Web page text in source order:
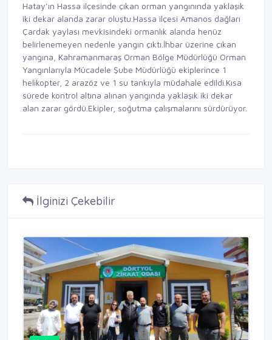
Hatay’ın Hassa ilçesinde çıkan orman yangınında yaklaşık
iki dekar alanda zarar oluştu.Hassa ilçesi Amanos dağları
Çardak yaylası mevkisindeki ormanlık alanda henüz
belirlenemeyen nedenle yangın çıktı.İhbar üzerine çıkan
yangına, Kahramanmaraş Orman Bölge Müdürlüğü Orman
Yangınlarıyla Mücadele Şube Müdürlüğü ekiplerince 1
helikopter, 2 arazöz ve 1 su tankıyla müdahale edildi.Kısa
sürede kontrol altına alınan yangında yaklaşık iki dekar
alan zarar gördü.Ekipler, soğutma çalışmalarını sürdürüyor.
İlginizi Çekebilir